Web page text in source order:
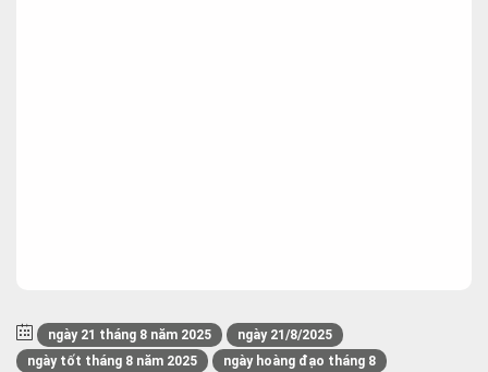
ngày 21 tháng 8 năm 2025
ngày 21/8/2025
ngày tốt tháng 8 năm 2025
ngày hoàng đạo tháng 8